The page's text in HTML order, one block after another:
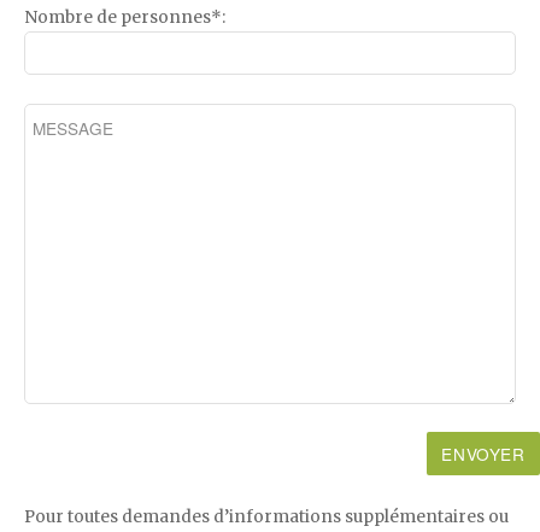
Nombre de personnes*:
Pour toutes demandes d’informations supplémentaires ou